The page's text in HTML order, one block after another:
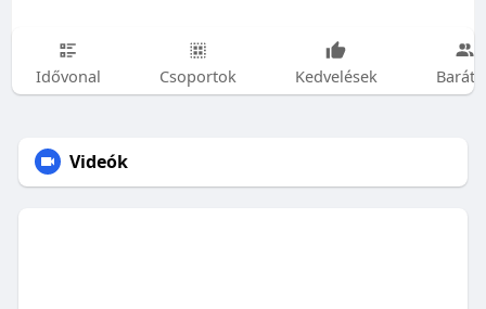
Idővonal Csoportok Kedvelések
Videók